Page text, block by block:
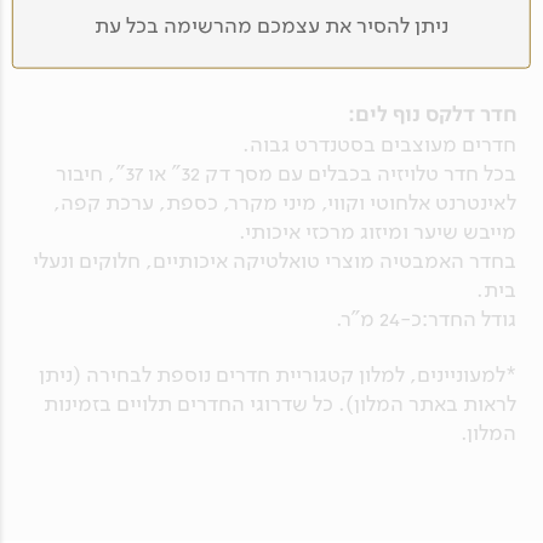
המרתק של התושבים, נטעם ונשתה במסע
העליונה המרהיבה על הגנים הבהאים. נשמע את
סיפורו של הסוחר הפרסי סייד עלי מוחמד,
מיליון מאמינים הדוגלים בשיוויון.
16:30הגעה למלון וצ'ק אין בחדרים.
חצוצרה בואדי
במלון ספא מפנק, חדר כושר, בריכה הצופה לגנים, בר
חדר דלקס נוף לים:
חדרים מעוצבים בסטנדרט גבוה.
בכל חדר טלויזיה בכבלים עם מסך דק 32" או 37", חיבור
לאינטרנט אלחוטי וקווי, מיני מקרר, כספת, ערכת קפה,
מייבש שיער ומיזוג מרכזי איכותי.
בחדר האמבטיה מוצרי טואלטיקה איכותיים, חלוקים ונעלי
בית.
גודל החדר:כ-24 מ"ר.
*למעוניינים, למלון קטגוריית חדרים נוספת לבחירה (ניתן
לראות באתר המלון). כל שדרוגי החדרים תלויים בזמינות
המלון.
ניתן להסיר את עצמכם מהרשימה בכל עת